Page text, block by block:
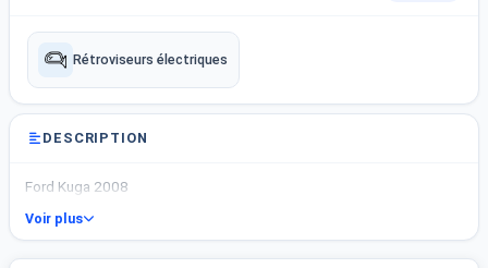
Rétroviseurs électriques
DESCRIPTION
Ford Kuga 2008
Voir plus